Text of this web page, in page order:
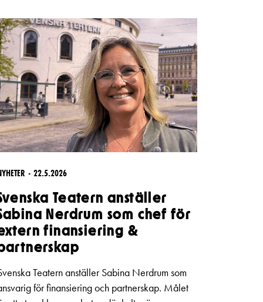
Press
Jobba hos oss
Nyhetsbrev
Svenska Teatern Live
22.5.2026
Teatern anställer
Nerdrum som chef för
finansiering &
Teatern anställer Sabina Nerdrum som
för finansiering och partnerskap. Målet